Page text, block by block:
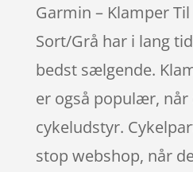
Garmin – Klamper Til
Sort/Grå har i lang
bedst sælgende.
er også populær, når
cykeludstyr.
stop webshop, når